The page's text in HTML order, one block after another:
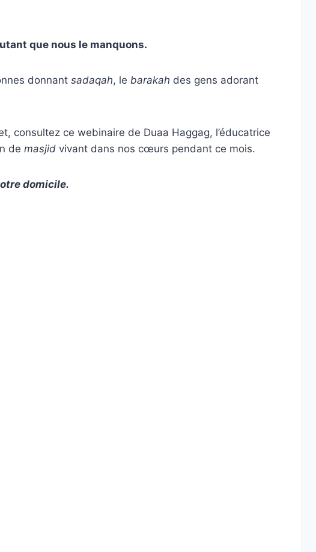
que nous le manquons.
donnant sadaqah, le barakah des gens adorant
consultez ce webinaire de Duaa Haggag, l’éducatrice
de masjid vivant dans nos cœurs pendant ce mois.
domicile.